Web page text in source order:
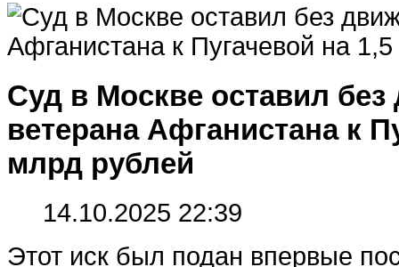
Суд в Москве оставил без
ветерана Афганистана к
млрд рублей
14.10.2025 22:39
Этот иск был подан впервые